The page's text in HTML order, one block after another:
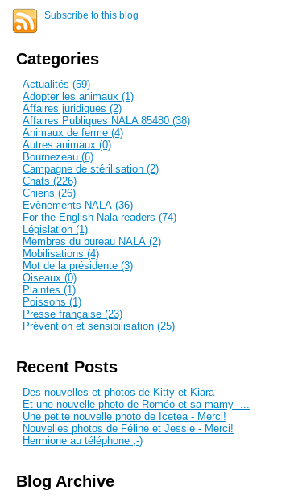
Subscribe to this blog
Categories
Actualités (59)
Adopter les animaux (1)
Affaires juridiques (2)
Affaires Publiques NALA 85480 (38)
Animaux de ferme (4)
Autres animaux (0)
Bournezeau (6)
Campagne de stérilisation (2)
Chats (226)
Chiens (26)
Evènements NALA (36)
For the English Nala readers (74)
Législation (1)
Membres du bureau NALA (2)
Mobilisations (4)
Mot de la présidente (3)
Oiseaux (0)
Plaintes (1)
Poissons (1)
Presse française (23)
Prévention et sensibilisation (25)
Recent Posts
Des nouvelles et photos de Kitty et Kiara
Et une nouvelle photo de Roméo et sa mamy -...
Une petite nouvelle photo de Icetea - Merci!
Nouvelles photos de Féline et Jessie - Merci!
Hermione au téléphone ;-)
Blog Archive